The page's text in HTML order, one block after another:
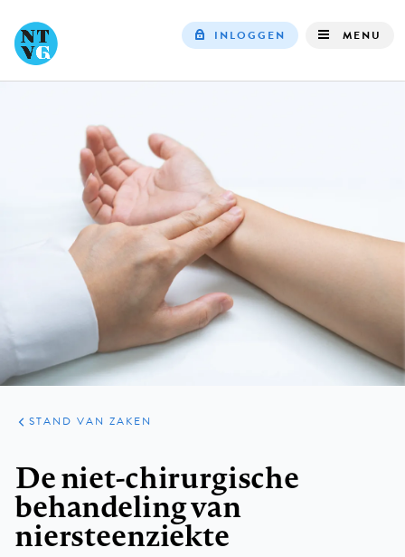
INLOGGEN MENU
ARTIKELEN
PRAKTIJK
STAND VAN ZAKEN
De niet-chirurgische
behandeling van
niersteenziekte